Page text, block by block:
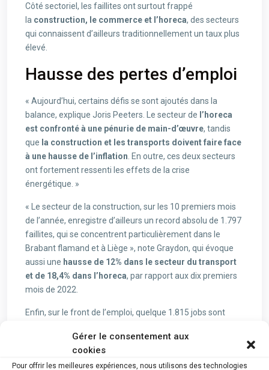
Gérer le consentement aux
cookies
Pour offrir les meilleures expériences, nous utilisons des technologies
Côté sectoriel, les faillites ont surtout frappé
la construction, le commerce et l’horeca, des secteurs
qui connaissent d’ailleurs traditionnellement un taux plus
élevé.
Hausse des pertes d’emploi
« Aujourd’hui, certains défis se sont ajoutés dans la
balance, explique Joris Peeters. Le secteur de l’horeca
est confronté à une pénurie de main-d’œuvre, tandis
que la construction et les transports doivent faire face
à une hausse de l’inflation . En outre, ces deux secteurs
ont fortement ressenti les effets de la crise
énergétique. »
« Le secteur de la construction, sur les 10 premiers mois
de l’année, enregistre d’ailleurs un record absolu de 1.797
faillites, qui se concentrent particulièrement dans le
Brabant flamand et à Liège », note Graydon, qui évoque
aussi une hausse de 12% dans le secteur du transport
et de 18,4% dans l’horeca, par rapport aux dix premiers
mois de 2022.
Enfin, sur le front de l’emploi, quelque 1.815 jobs sont
bilan de l’année 2023 s’annonce plus sévère qu’en
: sur les dix premiers mois, 17.534 emplois ont déjà
été perdus, contre 13.424 sur la même période en 2022.